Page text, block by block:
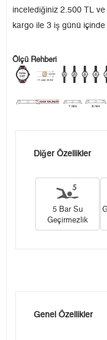
incelediğiniz 2.500 TL
kargo ile 3 iş günü
Ölçü Rehberi
Diğer Özellikler
5 Bar Su
Geçirmezlik
Genel Özellikler